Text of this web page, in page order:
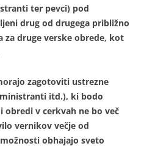
ter pevci) pod
drug od drugega približno
za druge verske obrede, kot
zagotoviti ustrezne
ministranti itd.), ki bodo
obredi v cerkvah ne bo več
vernikov večje od
obhajajo sveto